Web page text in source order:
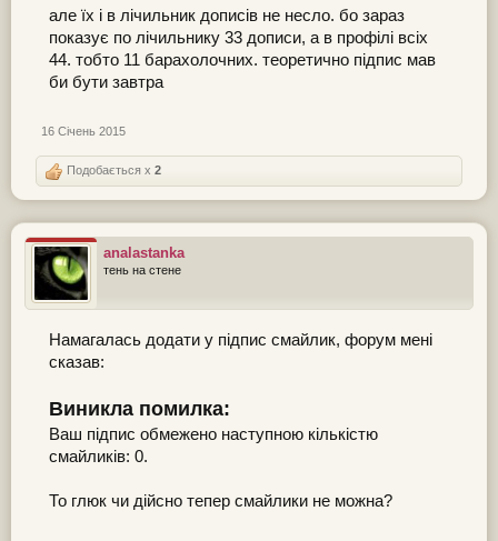
але їх і в лічильник дописів не несло. бо зараз
показує по лічильнику 33 дописи, а в профілі всіх
44. тобто 11 барахолочних. теоретично підпис мав
би бути завтра
16 Січень 2015
Подобається x 2
analastanka
тень на стене
Намагалась додати у підпис смайлик, форум мені
сказав:
Виникла помилка:
Ваш підпис обмежено наступною кількістю
смайликів: 0.
То глюк чи дійсно тепер смайлики не можна?